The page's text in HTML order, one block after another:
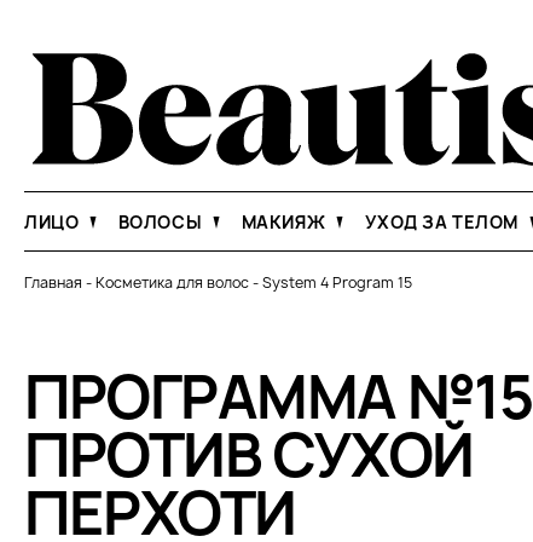
ЛИЦО ВОЛОСЫ МАКИЯЖ УХОД ЗА ТЕЛОМ
Главная -Косметика для волос-System 4 Program 15
ПРОГРАММА №15
ПРОТИВ СУХОЙ
ПЕРХОТИ